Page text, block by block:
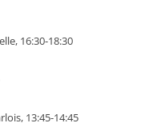
16:30-18:30
13:45-14:45